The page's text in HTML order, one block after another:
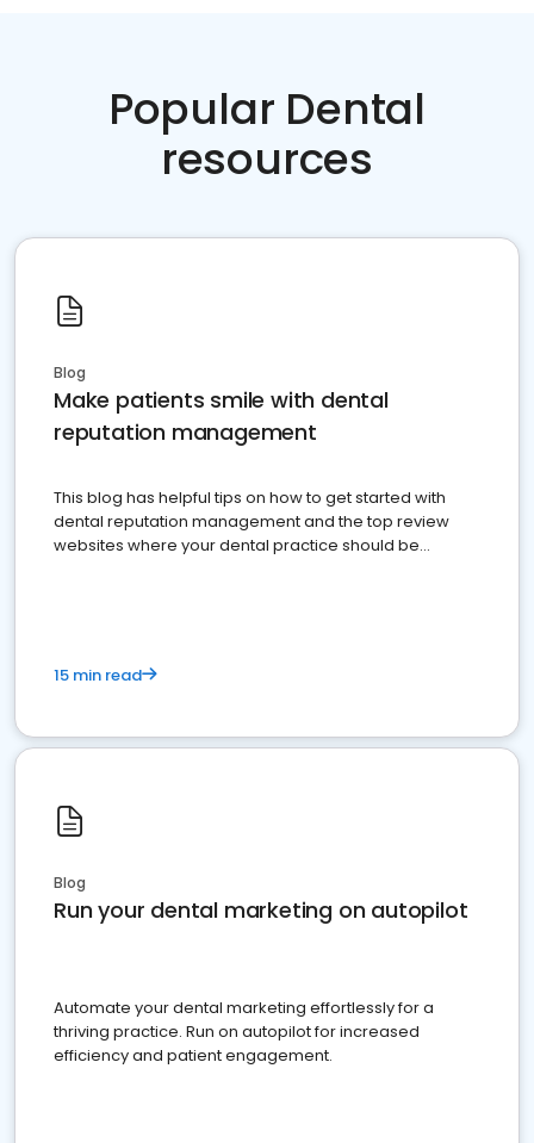
Popular Dental
resources
Blog
Make patients smile with dental
reputation management
This blog has helpful tips on how to get started with
dental reputation management and the top review
websites where your dental practice should be
15 min read
Blog
Run your dental marketing on autopilot
Automate your dental marketing effortlessly for a
thriving practice. Run on autopilot for increased
efficiency and patient engagement.